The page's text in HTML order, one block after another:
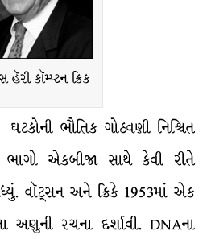
હૅરી કૉમ્પ્ટન ક્રિક
ભૌતિક ગોઠવણી નિશ્ચિત
એકબીજા સાથે કેવી રીતે
વૉટ્સન અને ક્રિકે 1953માં એક
અણુની રચના દર્શાવી. DNAના